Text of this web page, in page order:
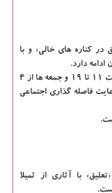
در کناره های خالی» و با
امکان بازدید از این نمایشگاه هنری در ایام زوج از ساعت ۱۱ تا ۱۹ و جمعه ها از ۴
فاصله گذاری اجتماعی
با آثاری از ثمیلا